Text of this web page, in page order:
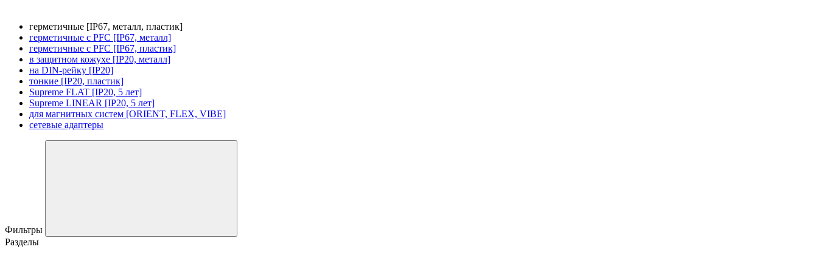
герметичные [IP67, металл, пластик]
герметичные с PFC [IP67, металл]
герметичные с PFC [IP67, пластик]
в защитном кожухе [IP20, металл]
на DIN-рейку [IP20]
тонкие [IP20, пластик]
Supreme FLAT [IP20, 5 лет]
Supreme LINEAR [IP20, 5 лет]
для магнитных систем [ORIENT, FLEX, VIBE]
сетевые адаптеры
Фильтры
Разделы